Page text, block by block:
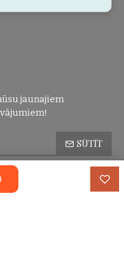
jaunajiem
SŪTĪT
politika